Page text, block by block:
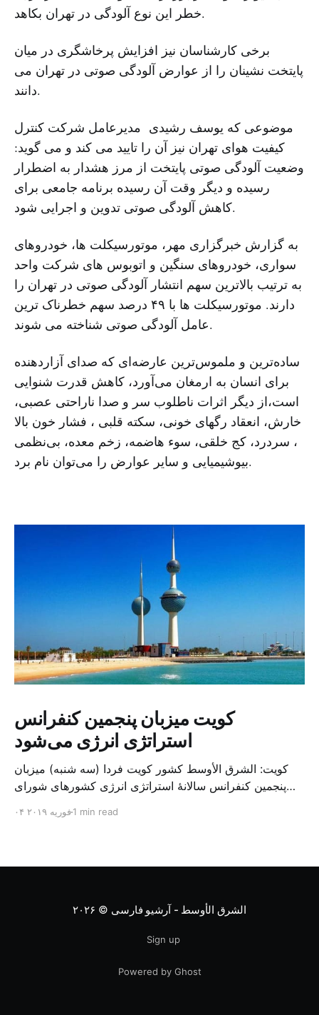
خطر این نوع آلودگی در تهران بکاهد.
برخی کارشناسان نیز افزایش پرخاشگری در میان
پایتخت نشینان را از عوارض آلودگی صوتی در تهران می
دانند.
موضوعی که یوسف رشیدی مدیرعامل شرکت کنترل
کیفیت هوای تهران نیز آن را تایید می کند و می گوید:
وضعیت آلودگی صوتی پایتخت از مرز هشدار به اضطرار
رسیده و دیگر وقت آن رسیده برنامه جامعی برای
کاهش آلودگی صوتی تدوین و اجرایی شود.
به گزارش خبرگزاری مهر، موتورسیکلت ها، خودروهای
سواری، خودروهای سنگین و اتوبوس های شرکت واحد
به ترتیب بالاترین سهم انتشار آلودگی صوتی در تهران را
دارند. موتورسیکلت ها با ۴۹ درصد سهم خطرناک ترین
عامل آلودگی صوتی شناخته می شوند.
ساده‌ترین و ملموس‌ترین عارضه‌ای که صدای آزاردهنده
برای انسان به ارمغان می‌آورد، کاهش قدرت شنوایی
است،از دیگر اثرات ناطلوب سر و صدا ناراحتی عصبی،
خارش، انعقاد رگهای خونی، سکته قلبی ، فشار خون بالا
، سردرد، کج خلقی، سوء هاضمه، زخم معده، بی‌نظمی
بیوشیمیایی و سایر عوارض را می‌توان نام برد.
کویت میزبان پنجمین کنفرانس
استراتژی انرژی می‌شود
کویت: الشرق الأوسط کشور کویت فردا (سه شنبه) میزبان
پنجمین کنفرانس سالانهٔ استراتژی انرژی کشورهای شورای
متخصص از شرکت‌های جهانی نفت و گاز در این کنفرانس
۰۴ فوریه ۲۰۱۹1 min read
الشرق الأوسط - آرشیو فارسی © ۲۰۲۶
Sign up
Powered by Ghost